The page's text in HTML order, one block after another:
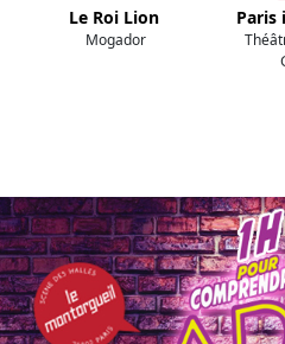
Le Roi Lion
Mogador
Paris